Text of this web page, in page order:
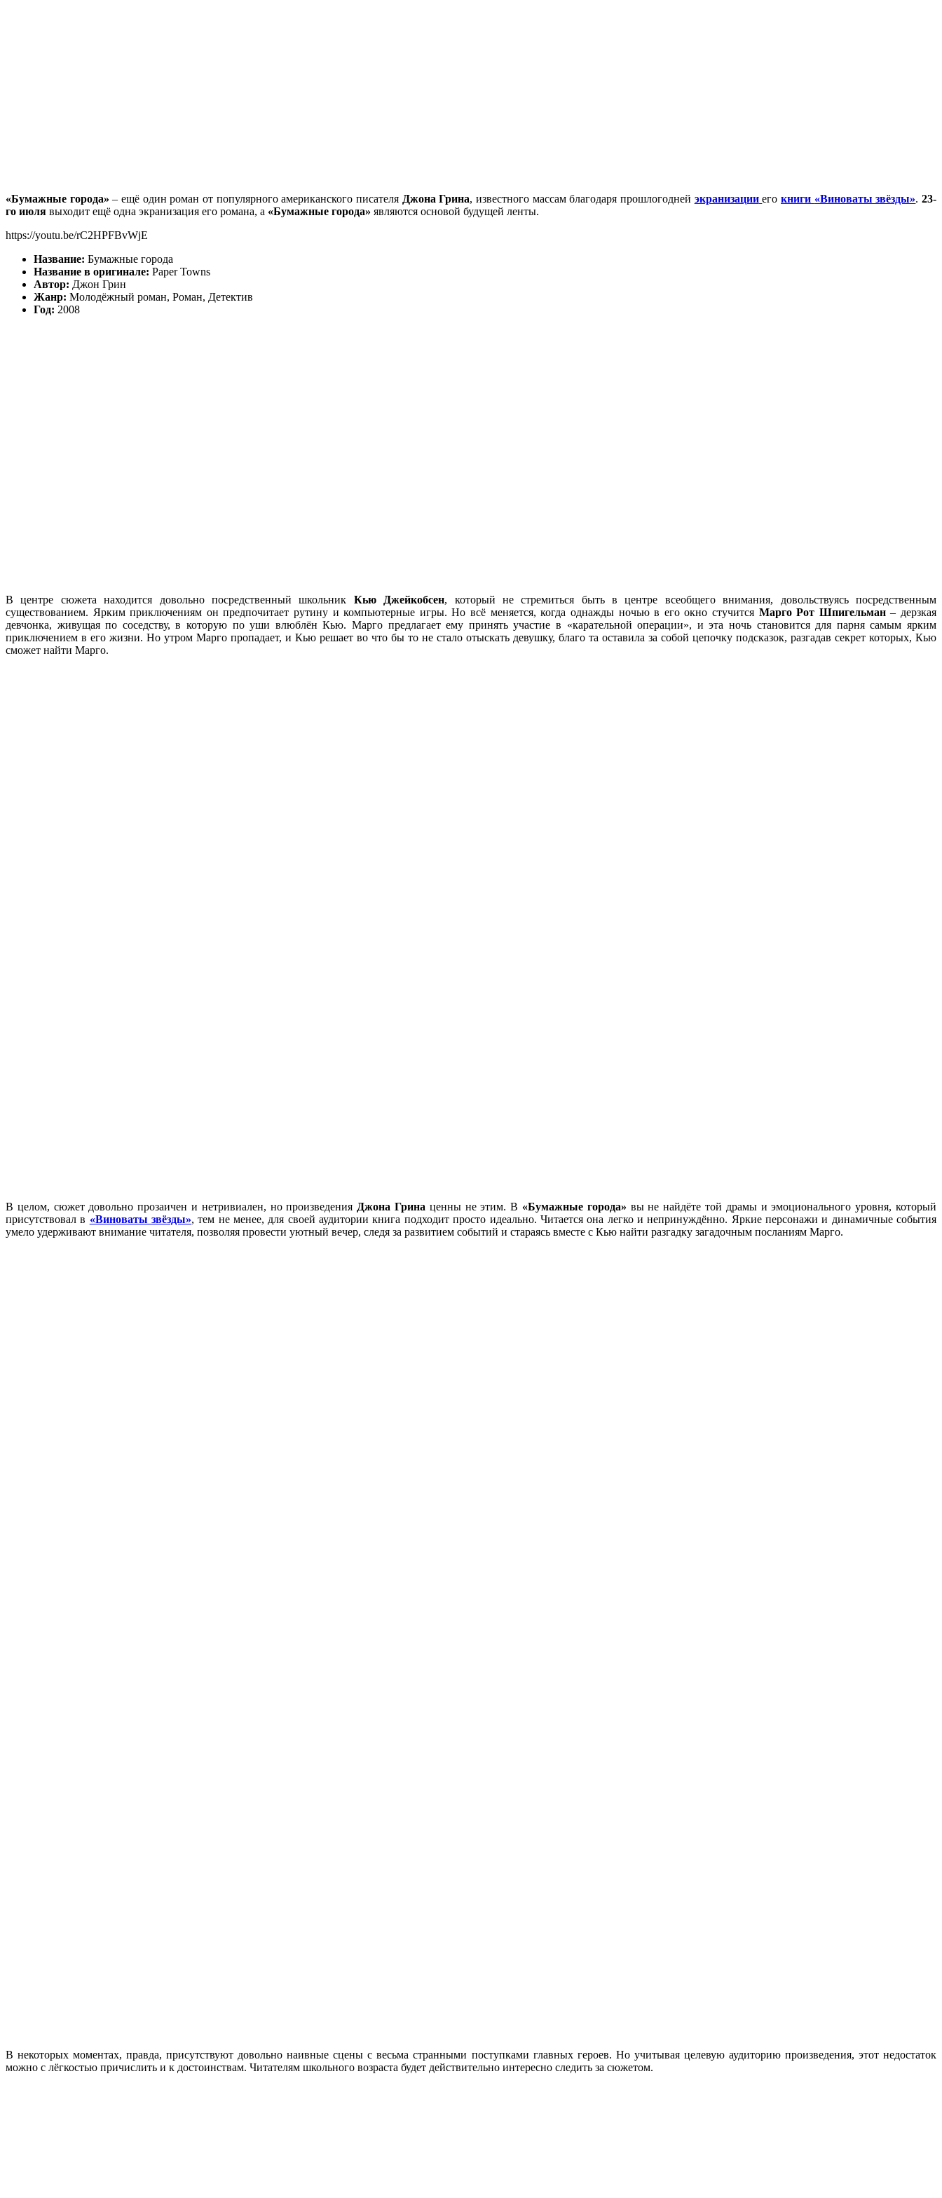
«Бумажные города» – ещё один роман от популярного американского писателя Джона Грина, известного массам благодаря прошлогодней экранизации егокниги «Виноваты звёзды».23-
го июля выходит ещё одна экранизация его романа, а «Бумажные города» являются основой будущей ленты.
https://youtu.be/rC2HPFBvWjE
Название: Бумажные города
Название в оригинале: Paper Towns
Автор: Джон Грин
Жанр: Молодёжный роман, Роман, Детектив
Год: 2008
В центре сюжета находится довольно посредственный школьник Кью Джейкобсен, который не стремиться быть в центре всеобщего внимания, довольствуясь посредственным
существованием. Ярким приключениям он предпочитает рутину и компьютерные игры. Но всё меняется, когда однажды ночью в его окно стучится Марго Рот Шпигельман– дерзкая
девчонка, живущая по соседству, в которую по уши влюблён Кью. Марго предлагает ему принять участие в «карательной операции», и эта ночь становится для парня самым ярким
приключением в его жизни. Но утром Марго пропадает, и Кью решает во что бы то не стало отыскать девушку, благо та оставила за собой цепочку подсказок, разгадав секрет которых, Кью
сможет найти Марго.
В целом, сюжет довольно прозаичен и нетривиален, но произведения Джона Грина ценны не этим. В «Бумажные города» вы не найдёте той драмы и эмоционального уровня, который
присутствовал в «Виноваты звёзды», тем не менее, для своей аудитории книга подходит просто идеально. Читается она легко и непринуждённо. Яркие персонажи и динамичные события
умело удерживают внимание читателя, позволяя провести уютный вечер, следя за развитием событий и стараясь вместе с Кью найти разгадку загадочным посланиям Марго.
В некоторых моментах, правда, присутствуют довольно наивные сцены с весьма странными поступками главных героев. Но учитывая целевую аудиторию произведения, этот недостаток
можно с лёгкостью причислить и к достоинствам. Читателям школьного возраста будет действительно интересно следить за сюжетом.